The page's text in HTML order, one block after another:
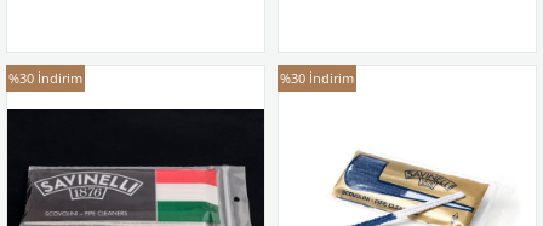
%30 İndirim %30 İndirim